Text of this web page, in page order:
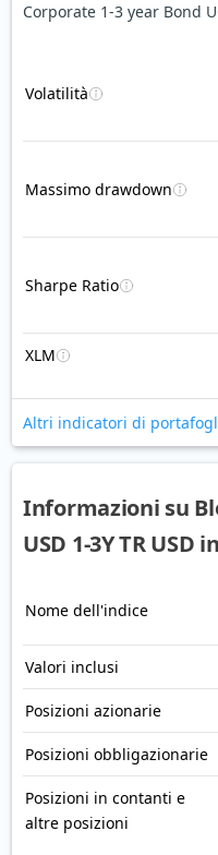
Corporate 1-3 year Bond
Volatilità
Massimo drawdown
Sharpe Ratio
XLM
Altri indicatori di
Informazioni su
USD 1-3Y TR USD
Nome dell'indice
Valori inclusi
Posizioni azionarie
Posizioni obbligazionarie
Posizioni in contanti e
altre posizioni